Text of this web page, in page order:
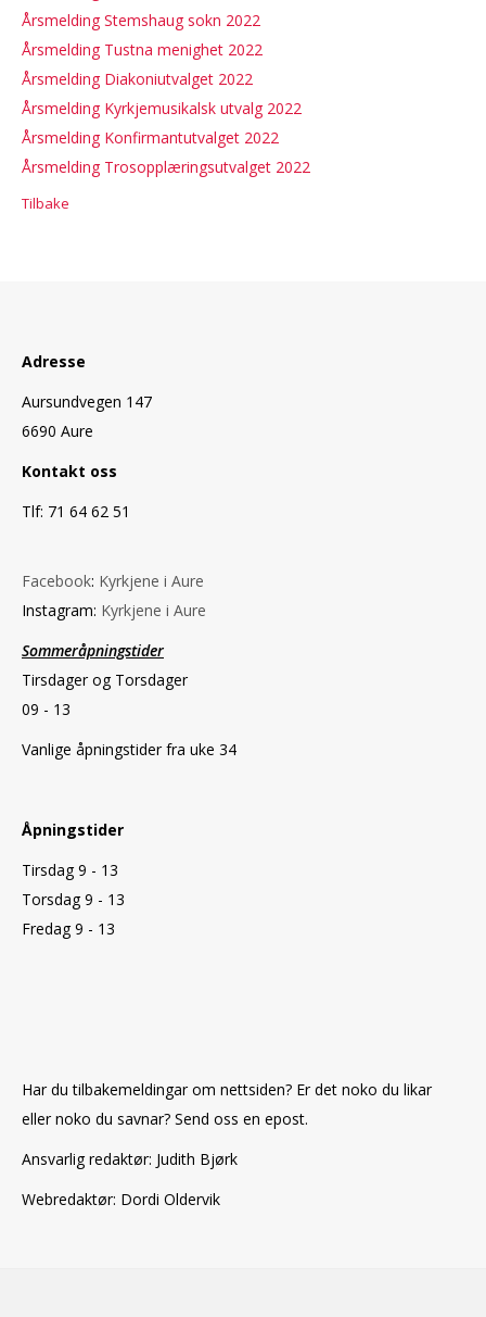
Årsmelding Stemshaug sokn 2022
Årsmelding Tustna menighet 2022
Årsmelding Diakoniutvalget 2022
Årsmelding Kyrkjemusikalsk utvalg 2022
Årsmelding Konfirmantutvalget 2022
Årsmelding Trosopplæringsutvalget 2022
Tilbake
Adresse
Aursundvegen 147
6690 Aure
Kontakt oss
Tlf: 71 64 62 51
Facebook: Kyrkjene i Aure
Instagram: Kyrkjene i Aure
Sommeråpningstider
Tirsdager og Torsdager
09 - 13
Vanlige åpningstider fra uke 34
Åpningstider
Tirsdag 9 - 13
Torsdag 9 - 13
Fredag 9 - 13
Har du tilbakemeldingar om nettsiden? Er det noko du likar
eller noko du savnar? Send oss en epost.
Ansvarlig redaktør: Judith Bjørk
Webredaktør: Dordi Oldervik